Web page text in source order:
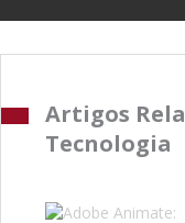
Artigos
Tecnologia